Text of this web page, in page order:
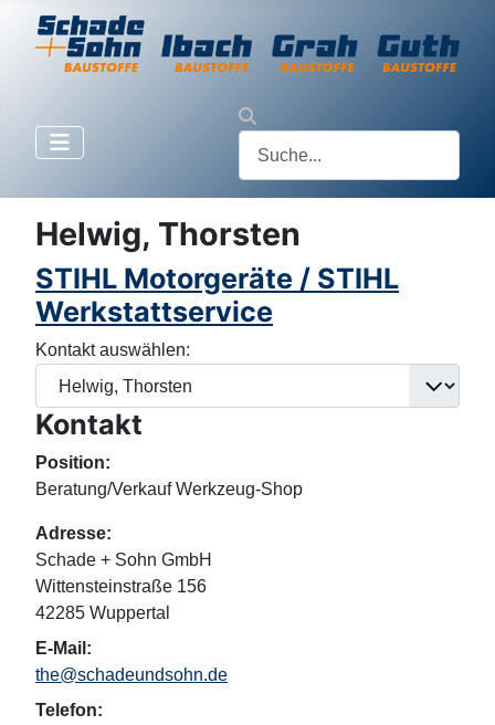
Helwig, Thorsten
STIHL Motorgeräte / STIHL
Werkstattservice
Kontakt auswählen:
Kontakt
Position:
Beratung/Verkauf Werkzeug-Shop
Adresse:
Schade + Sohn GmbH
Wittensteinstraße 156
42285 Wuppertal
E-Mail:
the@schadeundsohn.de
Telefon: